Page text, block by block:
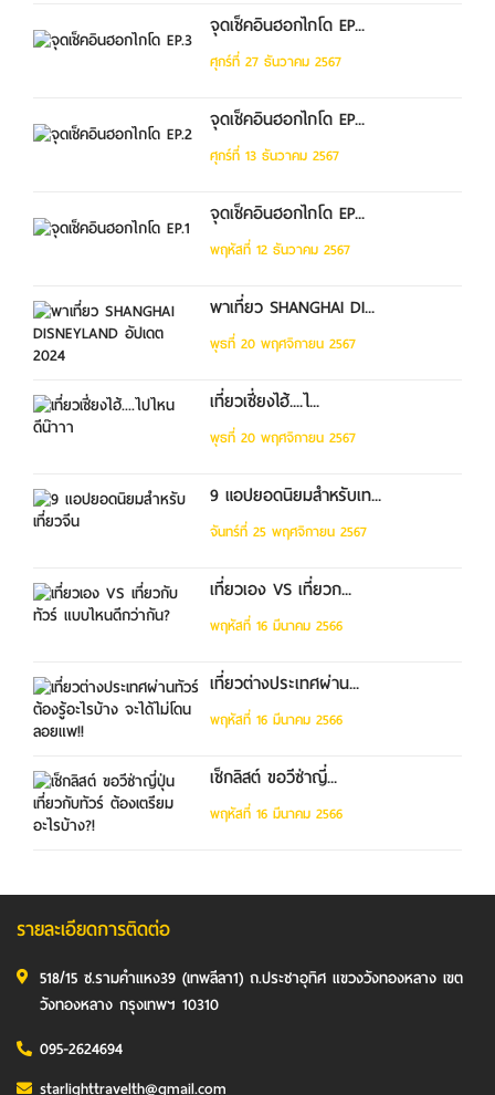
จุดเช็คอินฮอกไกโด EP...
ศุกร์ที่ 27 ธันวาคม 2567
จุดเช็คอินฮอกไกโด EP...
ศุกร์ที่ 13 ธันวาคม 2567
จุดเช็คอินฮอกไกโด EP...
พฤหัสที่ 12 ธันวาคม 2567
พาเที่ยว SHANGHAI DI...
พุธที่ 20 พฤศจิกายน 2567
เที่ยวเซี่ยงไฮ้....ไ...
พุธที่ 20 พฤศจิกายน 2567
9 แอปยอดนิยมสำหรับเท...
จันทร์ที่ 25 พฤศจิกายน 2567
เที่ยวเอง VS เที่ยวก...
พฤหัสที่ 16 มีนาคม 2566
เที่ยวต่างประเทศผ่าน...
พฤหัสที่ 16 มีนาคม 2566
เช็กลิสต์ ขอวีซ่าญี่...
พฤหัสที่ 16 มีนาคม 2566
รายละเอียดการติดต่อ
518/15 ซ.รามคำแหง39 (เทพลีลา1) ถ.ประชาอุทิศ แขวงวังทองหลาง เขต
วังทองหลาง กรุงเทพฯ 10310
095-2624694
starlighttravelth@gmail.com